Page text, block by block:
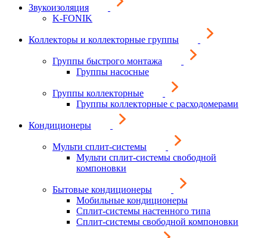
Звукоизоляция
K-FONIK
Коллекторы и коллекторные группы
Группы быстрого монтажа
Группы насосные
Группы коллекторные
Группы коллекторные с расходомерами
Кондиционеры
Мульти сплит-системы
Мульти сплит-системы свободной
компоновки
Бытовые кондиционеры
Мобильные кондиционеры
Сплит-системы настенного типа
Сплит-системы свободной компоновки